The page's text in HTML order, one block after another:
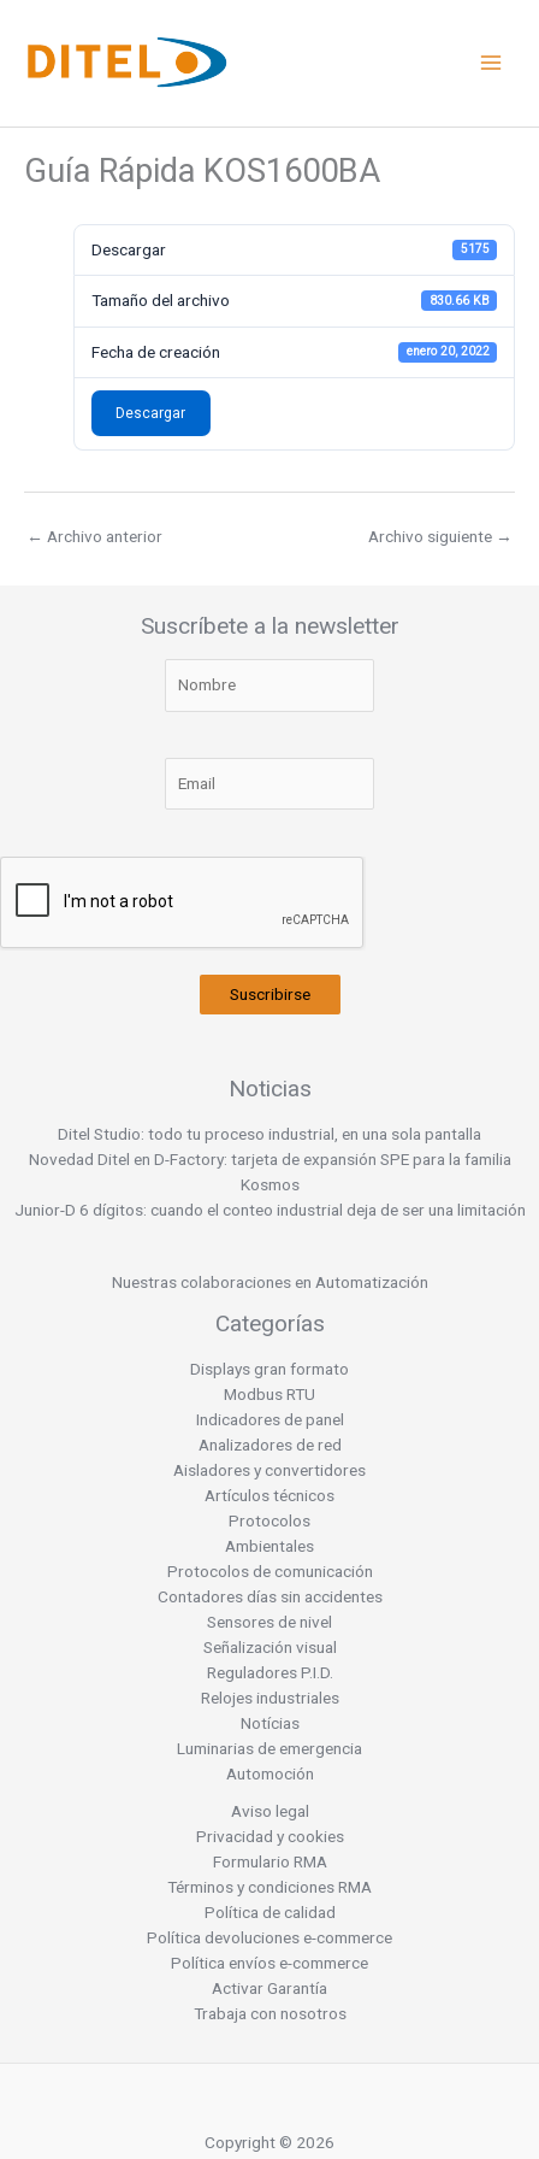
contenido
Guía Rápida KOS1600BA
Descargar 5175
Tamaño del archivo 830.66 KB
Fecha de creación enero 20, 2022
Descargar
← Archivo anterior Archivo siguiente →
Suscríbete a la newsletter
Suscribirse
Noticias
Ditel Studio: todo tu proceso industrial, en una sola pantalla
Novedad Ditel en D-Factory: tarjeta de expansión SPE para la familia
Kosmos
Junior-D 6 dígitos: cuando el conteo industrial deja de ser una limitación
Nuestras colaboraciones en Automatización
Categorías
Displays gran formato
Modbus RTU
Indicadores de panel
Analizadores de red
Aisladores y convertidores
Artículos técnicos
Protocolos
Ambientales
Protocolos de comunicación
Contadores días sin accidentes
Sensores de nivel
Señalización visual
Reguladores P.I.D.
Relojes industriales
Notícias
Luminarias de emergencia
Automoción
Aviso legal
Privacidad y cookies
Formulario RMA
Términos y condiciones RMA
Política de calidad
Política devoluciones e-commerce
Política envíos e-commerce
Activar Garantía
Trabaja con nosotros
Copyright © 2026